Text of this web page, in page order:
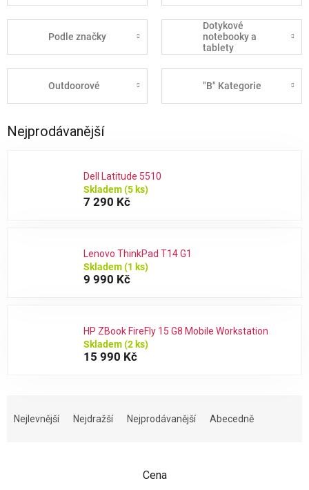
Podle značky
Dotykové
notebooky a
tablety
Outdoorové "B" Kategorie
Nejprodávanější
Dell Latitude 5510
Skladem(5 ks)
7 290 Kč
Lenovo ThinkPad T14 G1
Skladem(1 ks)
9 990 Kč
HP ZBook FireFly 15 G8 Mobile Workstation
Skladem(2 ks)
15 990 Kč
Nejlevnější Nejdražší Nejprodávanější Abecedně
Cena